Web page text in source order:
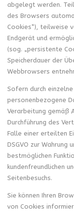
abgelegt werden.
des Browsers
Cookies“), teilweise
Endgerät und
(sog. „persistente
Speicherdauer der
Webbrowsers
Sofern durch
personenbezogene
Verarbeitung gemäß
Durchführung des
Falle einer erteilten
DSGVO zur
bestmöglichen
kundenfreundlichen
Seitenbesuchs.
Sie können Ihren
von Cookies